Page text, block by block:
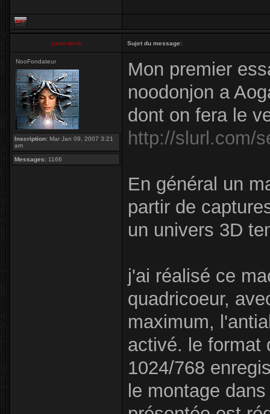
yann.minh Sujet du message:
NooFondateur
Inscription: Mar Jan 09, 2007 3:21
am
Messages: 1166
Mon premier
noodonjon a
dont on fera le
http://slurl.com/
En général un
partir de
un univers 3D
j'ai réalisé ce
quadricoeur,
maximum,
activé. le format
1024/768
le montage